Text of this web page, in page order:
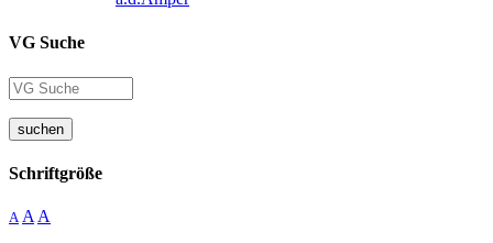
VG Suche
suchen
Schriftgröße
A A A